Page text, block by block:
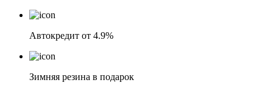
Автокредит от 4.9%
Зимняя резина в подарок